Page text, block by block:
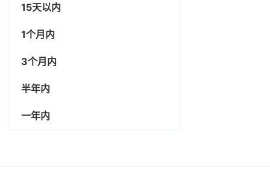
15天以内
1个月内
3个月内
半年内
一年内